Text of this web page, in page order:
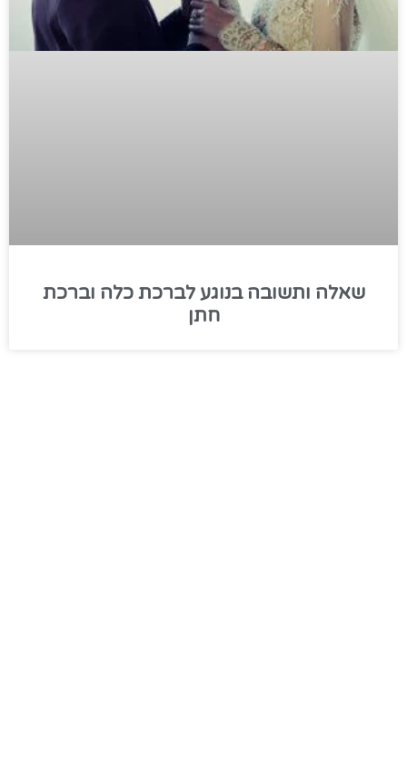
שאלה ותשובה בנוגע לברכת כלה וברכת
חתן